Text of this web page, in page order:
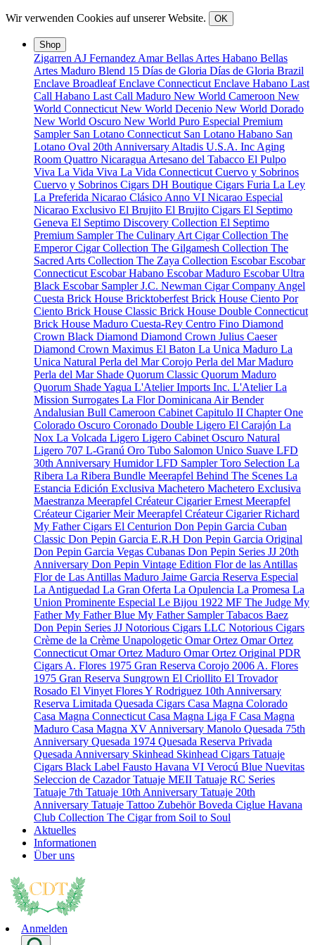
Wir verwenden Cookies auf unserer Website. OK
Shop
Zigarren AJ Fernandez AmarBellas Artes Habano Bellas
Artes Maduro Blend 15 Días de Gloria Días de Gloria Brazil
Enclave BroadleafEnclave Connecticut Enclave Habano Last
Call Habano Last Call Maduro New World Cameroon New
World Connecticut New World Decenio New World Dorado
New World Oscuro New World Puro Especial Premium
Sampler San Lotano Connecticut San Lotano Habano San
Lotano Oval 20th Anniversary Altadis U.S.A. Inc Aging
Room Quattro Nicaragua Artesano del Tabacco El Pulpo
Viva La Vida Viva La Vida Connecticut Cuervo y Sobrinos
Cuervo y Sobrinos Cigars DH Boutique Cigars Furia La Ley
La Preferida Nicarao Clásico Anno VI Nicarao Especial
Nicarao Exclusivo El Brujito El Brujito Cigars El Septimo
Geneva El Septimo Discovery Collection El Septimo
Premium SamplerThe Culinary Art Cigar Collection The
Emperor Cigar Collection The Gilgamesh Collection The
Sacred Arts Collection The Zaya Collection EscobarEscobar
Connecticut Escobar Habano Escobar Maduro Escobar Ultra
Black Escobar SamplerJ.C. Newman Cigar Company Angel
Cuesta Brick House Bricktoberfest Brick House Ciento Por
Ciento Brick House Classic Brick House Double Connecticut
Brick House Maduro Cuesta-Rey Centro Fino Diamond
Crown Black Diamond Diamond Crown Julius Caeser
Diamond Crown Maximus El Baton La Unica Maduro La
Unica Natural Perla del Mar Corojo Perla del Mar Maduro
Perla del Mar Shade Quorum Classic Quorum Maduro
Quorum ShadeYagua L'Atelier Imports Inc. L'AtelierLa
Mission Surrogates La Flor Dominicana Air Bender
Andalusian Bull Cameroon Cabinet Capitulo II Chapter One
Colorado Oscuro Coronado Double Ligero El Carajón La
Nox La Volcada Ligero Ligero Cabinet Oscuro Natural
Ligero 707 L-Granú Oro Tubo Salomon Unico Suave LFD
30th Anniversary HumidorLFD Sampler Toro Selection La
Ribera La Ribera Bundle Meerapfel Behind The Scenes La
Estancia Edición Exclusiva Machetero Machetero Exclusiva
Maestranza Meerapfel Créateur Cigarier Ernest Meerapfel
Créateur Cigarier MeirMeerapfel Créateur Cigarier Richard
My Father Cigars El Centurion Don Pepin Garcia Cuban
Classic Don Pepin Garcia E.R.H Don Pepin Garcia Original
Don Pepin Garcia Vegas Cubanas Don Pepin Series JJ 20th
Anniversary Don Pepin Vintage Edition Flor de las Antillas
Flor de Las Antillas Maduro Jaime Garcia Reserva Especial
La Antiguedad La Gran Oferta La Opulencia La Promesa La
Union Prominente Especial Le Bijou 1922 MF The Judge My
FatherMy Father Blue My Father SamplerTabacos Baez
Don Pepin Series JJ Notorious Cigars LLC Notorious Cigars
Crème de la Crème Unapologetic Omar Ortez Omar Ortez
Connecticut Omar Ortez Maduro Omar Ortez Original PDR
Cigars A. Flores 1975 Gran Reserva Corojo 2006 A. Flores
1975 Gran Reserva Sungrown El Criollito El Trovador
Rosado El Vinyet Flores Y Rodriguez 10th Anniversary
Reserva Limitada Quesada Cigars Casa Magna Colorado
Casa Magna Connecticut Casa Magna Liga F Casa Magna
Maduro Casa Magna XV Anniversary Manolo Quesada 75th
Anniversary Quesada 1974 Quesada Reserva Privada
Quesada Anniversary Skinhead Skinhead Cigars Tatuaje
Cigars Black Label Fausto Havana VI Verocú Blue Nuevitas
Seleccion de CazadorTatuaje MEII Tatuaje RC Series
Tatuaje 7th Tatuaje 10th Anniversary Tatuaje 20th
Anniversary Tatuaje Tattoo ZubehörBoveda Ciglue Havana
Club Collection The Cigar from Soil to Soul
Aktuelles
Informationen
Über uns
Anmelden